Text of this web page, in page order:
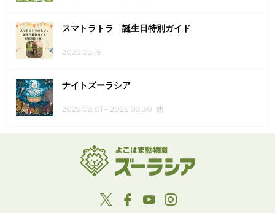
スマトラトラ 誕生日特別ガイド
2026.08.19
ナイトズーラシア
2026.08.01～2026.08.30 他